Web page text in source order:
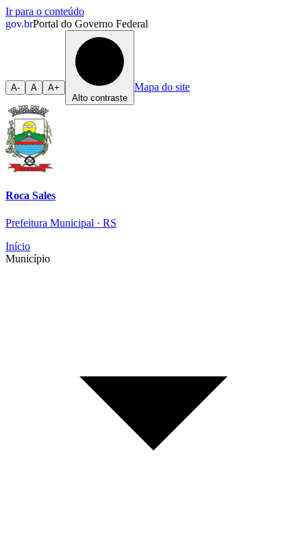
Ir para o conteúdo
gov.brPortal do Governo Federal
A- A
A+
Alto contraste
Mapa do site
Roca Sales
Prefeitura Municipal · RS
Início
Município